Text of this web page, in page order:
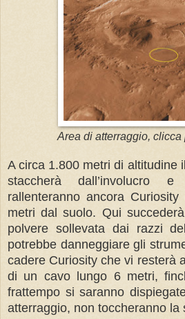
Area di atterraggio, clicca
A circa 1.800 metri di altitudine
staccherà dall’involucro
rallenteranno ancora
metri dal suolo. Qui
polvere sollevata dai razzi
potrebbe danneggiare gli
cadere Curiosity che vi resterà
di un cavo lungo 6 metri,
frattempo si saranno
atterraggio, non toccheranno la